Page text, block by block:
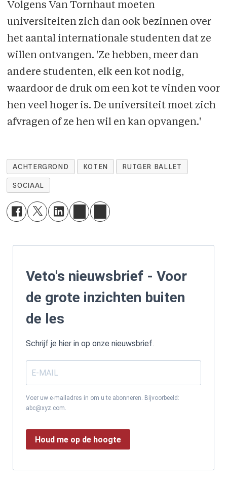
Volgens Van Tornhaut moeten
universiteiten zich dan ook bezinnen over
het aantal internationale studenten dat ze
willen ontvangen. 'Ze hebben, meer dan
andere studenten, elk een kot nodig,
waardoor de druk om een kot te vinden voor
hen veel hoger is. De universiteit moet zich
afvragen of ze hen wil en kan opvangen.'
ACHTERGROND KOTEN RUTGER BALLET
SOCIAAL
Veto's nieuwsbrief - Voor
de grote inzichten buiten
de les
Schrijf je hier in op onze nieuwsbrief.
Voer uw e-mailadres in om u te abonneren. Bijvoorbeeld:
abc@xyz.com.
Houd me op de hoogte